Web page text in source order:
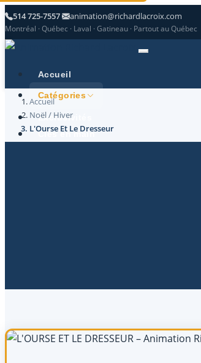
514 725-7557 animation@richardlacroix.com
Montréal · Québec · Laval · Gatineau · Partout au Québec
Accueil
Catégories
Exclusivités
Clés en main
Accueil
Noël / Hiver
L'Ourse Et Le Dresseur